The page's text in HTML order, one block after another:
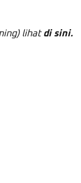
lihatdi sini.